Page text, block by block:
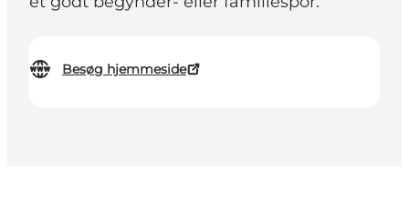
Besøg hjemmeside